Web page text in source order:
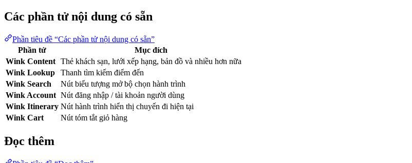
Các phần tử nội dung có sẵn
Phần tiêu đề “Các phần tử nội dung có sẵn”
Phần tử
Mục đích
Wink Content Thẻ khách sạn, lưới xếp hạng, bản đồ và nhiều hơn nữa
Wink Lookup
Thanh tìm kiếm điểm đến
Wink Search
Nút biểu tượng mở bộ chọn hành trình
Wink Account Nút đăng nhập / tài khoản người dùng
Wink Itinerary Nút hành trình hiển thị chuyến đi hiện tại
Wink Cart
Nút tóm tắt giỏ hàng
Đọc thêm